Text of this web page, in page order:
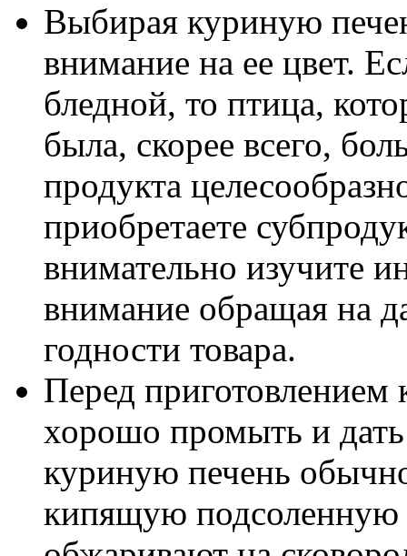
Выбирая куриную
внимание на ее цвет.
бледной, то птица,
была, скорее всего,
продукта
приобретаете
внимательно изучите
внимание обращая на
годности товара.
Перед
хорошо промыть и
куриную печень
кипящую подсоленную